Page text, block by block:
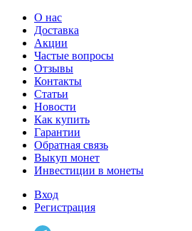
О нас
Доставка
Акции
Частые вопросы
Отзывы
Контакты
Статьи
Новости
Как купить
Гарантии
Обратная связь
Выкуп монет
Инвестиции в монеты
Вход
Регистрация